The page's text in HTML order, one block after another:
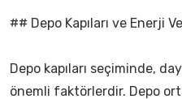
## Depo Kapıları ve Enerji
Depo kapıları seçiminde,
önemli faktörlerdir. Depo